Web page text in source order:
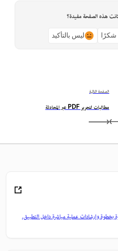
هذه الصفحة مفيدة؟
شكرًا ليس بالتأكيد
الصفحة التالية
مطالبات لتحرير PDF عبر المحادثة
وإرشادات عملية مباشرة داخل التطبيق.